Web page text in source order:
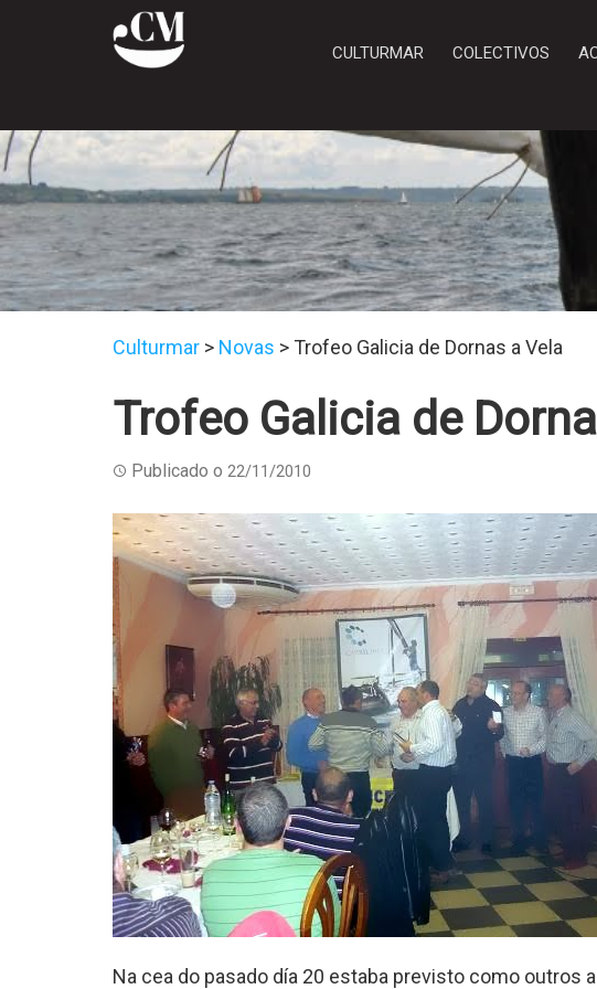
CULTURMAR COLECTIVOS
Culturmar > Novas > Trofeo Galicia de Dornas a Vela
Trofeo Galicia de
Publicado o 22/11/2010
Na cea do pasado día 20 estaba previsto como outros